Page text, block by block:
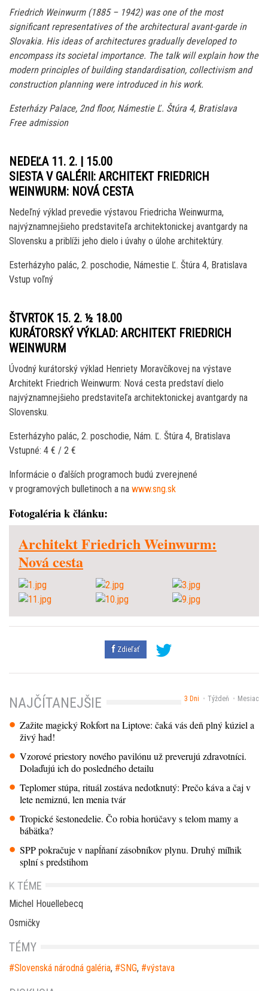
Friedrich Weinwurm (1885 – 1942) was one of the most
significant representatives of the architectural avant-garde in
Slovakia. His ideas of architectures gradually developed to
encompass its societal importance. The talk will explain how the
modern principles of building standardisation, collectivism and
construction planning were introduced in his work.
Esterházy Palace, 2nd floor, Námestie Ľ. Štúra 4, Bratislava
Free admission
NEDEĽA 11. 2. | 15.00
SIESTA V GALÉRII: ARCHITEKT FRIEDRICH
WEINWURM: NOVÁ CESTA
Nedeľný výklad prevedie výstavou Friedricha Weinwurma,
najvýznamnejšieho predstaviteľa architektonickej avantgardy na
Slovensku a priblíži jeho dielo i úvahy o úlohe architektúry.
Esterházyho palác, 2. poschodie, Námestie Ľ. Štúra 4, Bratislava
Vstup voľný
ŠTVRTOK 15. 2. ½ 18.00
KURÁTORSKÝ VÝKLAD: ARCHITEKT FRIEDRICH
WEINWURM
Úvodný kurátorský výklad Henriety Moravčíkovej na výstave
Architekt Friedrich Weinwurm: Nová cesta predstaví dielo
najvýznamnejšieho predstaviteľa architektonickej avantgardy na
Slovensku.
Esterházyho palác, 2. poschodie, Nám. Ľ. Štúra 4, Bratislava
Vstupné: 4 € / 2 €
Informácie o ďalších programoch budú zverejnené
v programových bulletinoch a na www.sng.sk
Fotogaléria k článku:
Architekt Friedrich Weinwurm:
Nová cesta
Zdieľať
3 Dni Týždeň Mesiac
NAJČÍTANEJŠIE
Zažite magický Rokfort na Liptove: čaká vás deň plný kúziel a
živý had!
Vzorové priestory nového pavilónu už preverujú zdravotníci.
Dolaďujú ich do posledného detailu
Teplomer stúpa, rituál zostáva nedotknutý: Prečo káva a čaj v
lete nemiznú, len menia tvár
Tropické šestonedelie. Čo robia horúčavy s telom mamy a
bábätka?
SPP pokračuje v napĺňaní zásobníkov plynu. Druhý míľnik
splní s predstihom
K TÉME
Michel Houellebecq
Osmičky
TÉMY
Slovenská národná galéria, SNG, výstava